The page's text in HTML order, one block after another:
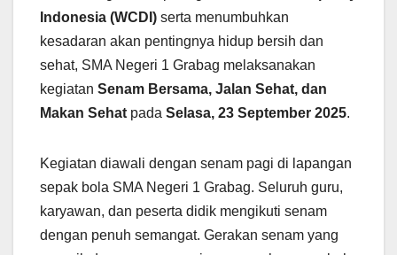
Indonesia (WCDI) serta menumbuhkan
kesadaran akan pentingnya hidup bersih dan
sehat, SMA Negeri 1 Grabag melaksanakan
kegiatan Senam Bersama, Jalan Sehat, dan
Makan Sehatpada Selasa, 23 September 2025.
Kegiatan diawali dengan senam pagi di lapangan
sepak bola SMA Negeri 1 Grabag. Seluruh guru,
karyawan, dan peserta didik mengikuti senam
dengan penuh semangat. Gerakan senam yang